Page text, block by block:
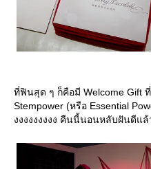
ที่ฟินสุด ๆ ก็คือมี Welcome Gift
Stempower (หรือ Essential
งงงงงงงงง คืนนี้นอนหลับฝันดีแล้